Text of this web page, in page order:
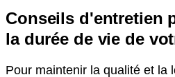
Conseils d'entretien
la durée de vie de
Pour maintenir la qualité et la